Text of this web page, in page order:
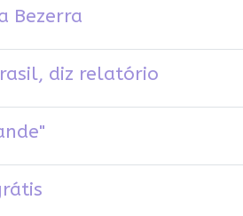
Bezerra
diz relatório